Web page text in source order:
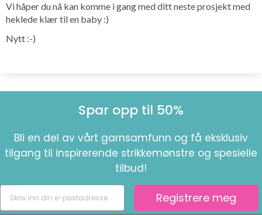
Vi håper du nå kan komme i gang med ditt neste prosjekt med
heklede klær til en baby :)
Nytt :-)
Spar opp til 50%
Bli en del av vårt garnsamfunn og få eksklusiv
tilgang til inspirerende strikkemønstre og spesielle
tilbud!
Registrere meg